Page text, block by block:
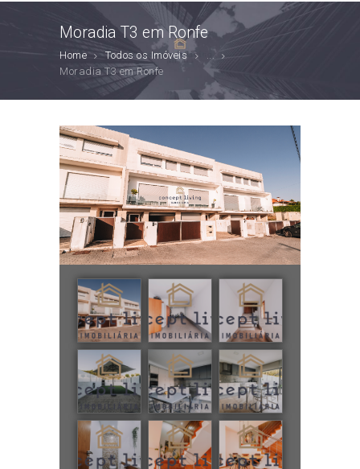
Moradia T3 em Ronfe
Home Todos os Imóveis
...
Moradia T3 em Ronfe